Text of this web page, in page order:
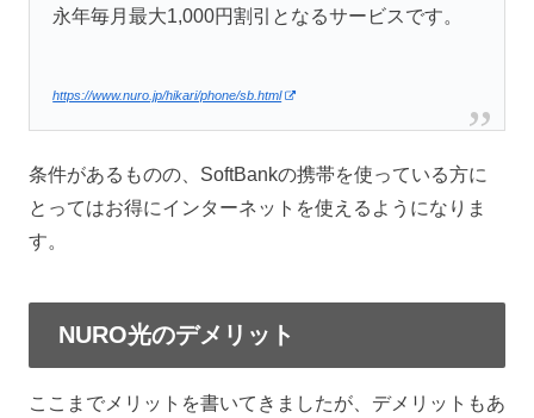
永年毎月最大1,000円割引となるサービスです。
https://www.nuro.jp/hikari/phone/sb.html
条件があるものの、SoftBankの携帯を使っている方に
とってはお得にインターネットを使えるようになりま
す。
NURO光のデメリット
ここまでメリットを書いてきましたが、デメリットもあ